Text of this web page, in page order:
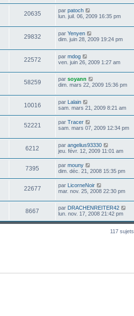
20635 par patoch
lun. juil. 06, 2009 16:35 pm
29832 par Yenyen
dim. juin 28, 2009 19:24 pm
22572 par mdog
ven. juin 26, 2009 1:27 am
58259 par soyann
dim. mars 22, 2009 15:36 pm
10016 par Lalain
sam. mars 21, 2009 8:21 am
52221 par Tracer
sam. mars 07, 2009 12:34 pm
6212 par angelius93330
jeu. févr. 12, 2009 11:01 am
7395 par mouny
dim. déc. 21, 2008 15:35 pm
22677 par LicorneNoir
mar. nov. 25, 2008 22:30 pm
8667 par DRACHENREITER42
lun. nov. 17, 2008 21:42 pm
117 sujets